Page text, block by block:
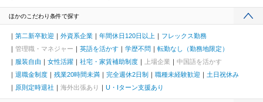
ほかのこだわり条件で探す
第二新卒歓迎 外資系企業 年間休日120日以上
フレックス勤務
管理職・マネジャー
英語を活かす 学歴不問
転勤なし（勤務地限定）
服装自由
女性活躍 社宅・家賃補助制度 上場企業
中国語を活かす
退職金制度
残業20時間未満 完全週休2日制 職種未経験歓迎
土日祝休み
原則定時退社
海外出張あり U・Iターン支援あり